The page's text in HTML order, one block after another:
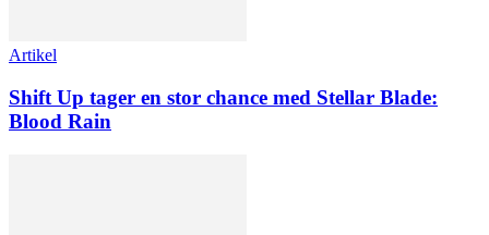
Artikel
Shift Up tager en stor chance med Stellar Blade:
Blood Rain